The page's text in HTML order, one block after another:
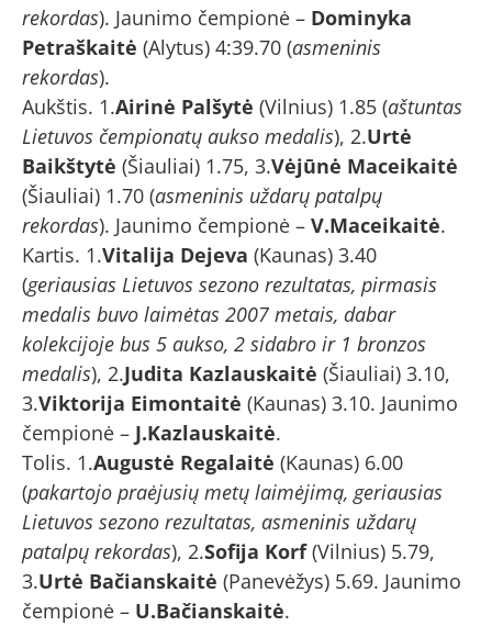
rekordas). Jaunimo čempionė – Dominyka
Petraškaitė (Alytus) 4:39.70 (asmeninis
rekordas).
Aukštis. 1.Airinė Palšytė (Vilnius) 1.85 (aštuntas
Lietuvos čempionatų aukso medalis), 2.Urtė
Baikštytė (Šiauliai) 1.75, 3.Vėjūnė Maceikaitė
(Šiauliai) 1.70 (asmeninis uždarų patalpų
rekordas). Jaunimo čempionė – V.Maceikaitė.
Kartis. 1.Vitalija Dejeva (Kaunas) 3.40
(geriausias Lietuvos sezono rezultatas, pirmasis
medalis buvo laimėtas 2007 metais, dabar
kolekcijoje bus 5 aukso, 2 sidabro ir 1 bronzos
medalis), 2.Judita Kazlauskaitė (Šiauliai) 3.10,
3.Viktorija Eimontaitė (Kaunas) 3.10. Jaunimo
čempionė – J.Kazlauskaitė.
Tolis. 1.Augustė Regalaitė (Kaunas) 6.00
(pakartojo praėjusių metų laimėjimą, geriausias
Lietuvos sezono rezultatas, asmeninis uždarų
patalpų rekordas), 2.Sofija Korf(Vilnius) 5.79,
3.Urtė Bačianskaitė (Panevėžys) 5.69. Jaunimo
čempionė – U.Bačianskaitė.